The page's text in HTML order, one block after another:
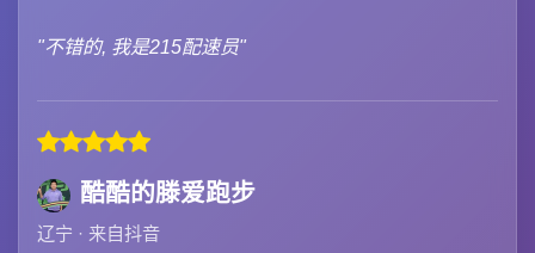
"不错的, 我是215配速员"
酷酷的滕爱跑步
辽宁 · 来自抖音